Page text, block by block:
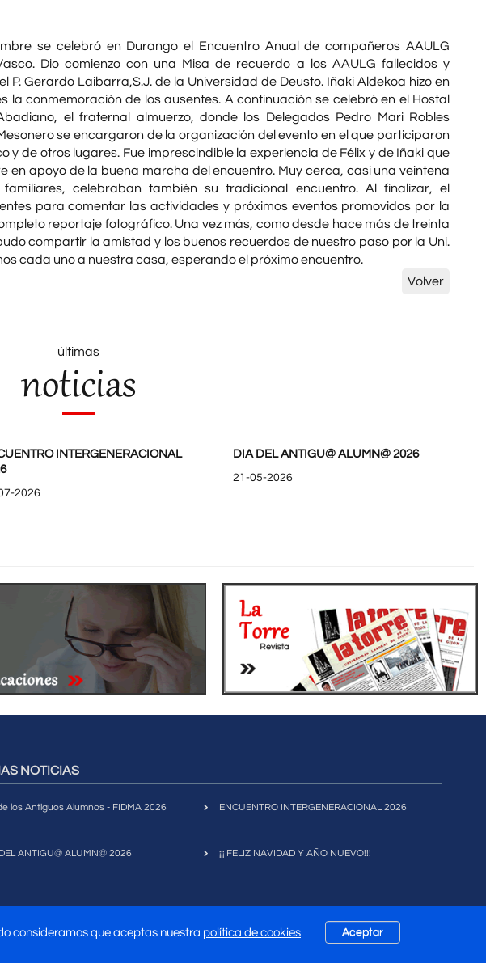
se celebró en Durango el Encuentro Anual de compañeros AAULG
Dio comienzo con una Misa de recuerdo a los AAULG fallecidos y
P. Gerardo Laibarra,S.J. de la Universidad de Deusto. Iñaki Aldekoa hizo en
la conmemoración de los ausentes. A continuación se celebró en el Hostal
el fraternal almuerzo, donde los Delegados Pedro Mari Robles
se encargaron de la organización del evento en el que participaron
y de otros lugares. Fue imprescindible la experiencia de Félix y de Iñaki que
en apoyo de la buena marcha del encuentro. Muy cerca, casi una veintena
celebraban también su tradicional encuentro. Al finalizar, el
para comentar las actividades y próximos eventos promovidos por la
reportaje fotográfico. Una vez más, como desde hace más de treinta
compartir la amistad y los buenos recuerdos de nuestro paso por la Uni.
cada uno a nuestra casa, esperando el próximo encuentro.
Volver
últimas
noticias
INTERGENERACIONAL
2026
DIA DEL ANTIGU@ ALUMN@ 2026
21-05-2026
NOTICIAS
los Antiguos Alumnos - FIDMA 2026 ENCUENTRO INTERGENERACIONAL 2026
ANTIGU@ ALUMN@ 2026 ¡¡¡ FELIZ NAVIDAD Y AÑO NUEVO!!!
Laboral de Gijón Mapa Web Política de Privacidad
consideramos que aceptas nuestra política de cookies Aceptar